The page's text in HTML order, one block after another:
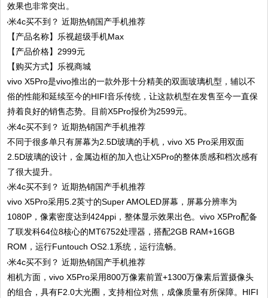
效果也非常突出。
【产品名称】乐视超级手机Max
【产品价格】2999元
【购买方式】乐视商城
vivo X5Pro是vivo推出的一款外形十分精美的双面玻璃机型，辅以不
俗的性能和延续至今的HIFI音乐传统，让这款机型在发售至今一直保
持着良好的销售态势。目前X5Pro报价为2599元。
不同于很多单只有屏幕为2.5D玻璃的手机，vivo X5 Pro采用双面
2.5D玻璃的设计，金属边框的加入也让X5Pro的整体质感和档次感有
了很大提升。
vivo X5Pro采用5.2英寸的Super AMOLED屏幕，屏幕分辨率为
1080P，像素密度达到424ppi，整体显示效果出色。vivo X5Pro配备
了联发科64位8核心的MT6752处理器，搭配2GB RAM+16GB
ROM，运行Funtouch OS2.1系统，运行流畅。
相机方面，vivo X5Pro采用800万像素前置+1300万像素后置摄像头
的组合，具有F2.0大光圈，支持相位对焦，成像质量有所保障。HIFI